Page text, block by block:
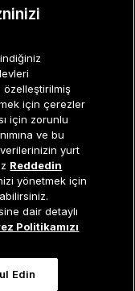
© Eren Holding
özelleştirilmiş
için çerezler
için zorunlu
ve bu
yurt
Reddedin
yönetmek için
dair detaylı
Politikamızı
Edin